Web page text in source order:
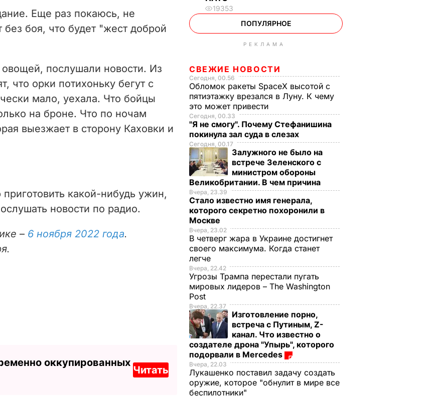
Еще раз покаюсь, не
боя, что будет "жест доброй
послушали новости. Из
что орки потихоньку бегут с
мало, уехала. Что бойцы
на броне. Что по ночам
выезжает в сторону Каховки и
какой-нибудь ужин,
новости по радио.
– 6 ноября 2022 года.
оккупированных
Читать
19353
ПОПУЛЯРНОЕ
РЕКЛАМА
СВЕЖИЕ НОВОСТИ
Сегодня, 00.56
Обломок ракеты SpaceX высотой с
пятиэтажку врезался в Луну. К чему
это может привести
Сегодня, 00.33
"Я не смогу". Почему Стефанишина
покинула зал суда в слезах
Сегодня, 00.17
Залужного не было на
встрече Зеленского с
министром обороны
Великобритании. В чем причина
Вчера, 23.39
Стало известно имя генерала,
которого секретно похоронили в
Москве
Вчера, 23.02
В четверг жара в Украине достигнет
своего максимума. Когда станет
легче
Вчера, 22.42
Угрозы Трампа перестали пугать
мировых лидеров – The Washington
Post
Вчера, 22.37
Изготовление порно,
встреча с Путиным, Z-
канал. Что известно о
создателе дрона "Упырь", которого
подорвали в Mercedes
Вчера, 22.03
Лукашенко поставил задачу создать
оружие, которое "обнулит в мире все
беспилотники"